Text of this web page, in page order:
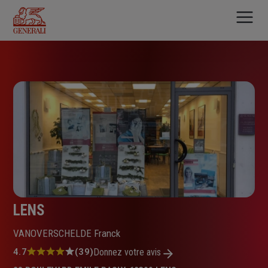
contenu
principal
LENS
VANOVERSCHELDE Franck
Note
4.7 (39)Donnez votre avis